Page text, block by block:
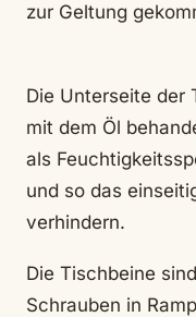
zur Geltung
Die Unterseite der
mit dem Öl
als
und so das
verhindern.
Die Tischbeine
Schrauben in